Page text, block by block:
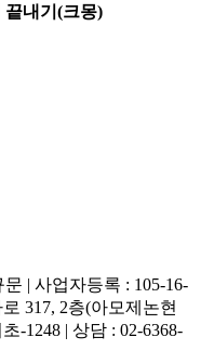
끝내기(크몽)
| 사업자등록 : 105-16-
317, 2층(아모제논현
-1248 | 상담 : 02-6368-